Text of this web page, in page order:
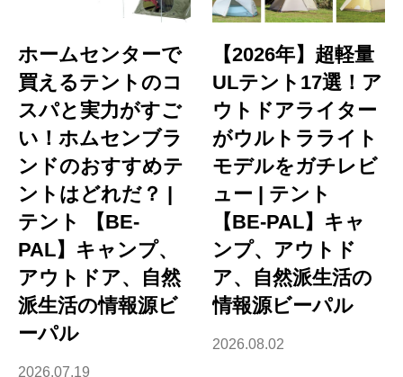
ホームセンターで
買えるテントのコ
スパと実力がすご
い！ホムセンブラ
ンドのおすすめテ
ントはどれだ？ |
テント 【BE-
PAL】キャンプ、
アウトドア、自然
派生活の情報源ビ
ーパル
2026.07.19
【2026年】超軽量
ULテント17選！ア
ウトドアライター
がウルトラライト
モデルをガチレビ
ュー | テント
【BE-PAL】キャ
ンプ、アウトド
ア、自然派生活の
情報源ビーパル
2026.08.02